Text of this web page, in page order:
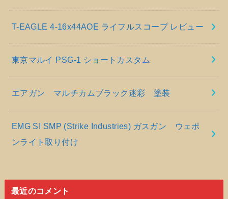
T-EAGLE 4-16x44AOE ライフルスコープ レビュー
東京マルイ PSG-1 ショートカスタム
エアガン マルチカムブラック迷彩 塗装
EMG SI SMP (Strike Industries) ガスガン ウェポ
ンライト取り付け
最近のコメント